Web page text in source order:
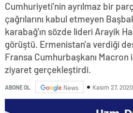
Cumhuriyeti'nin ayrılmaz bir
çağrılarını kabul etmeyen
karabağ'ın sözde lideri Arayik
görüştü. Ermenistan'a verdiği
Fransa Cumhurbaşkanı
ziyaret gerçekleştirdi.
ABONE OL News Kasım 27,